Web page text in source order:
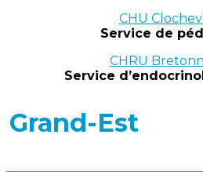
CHU
Service de
CHRU
Service
Grand-Est